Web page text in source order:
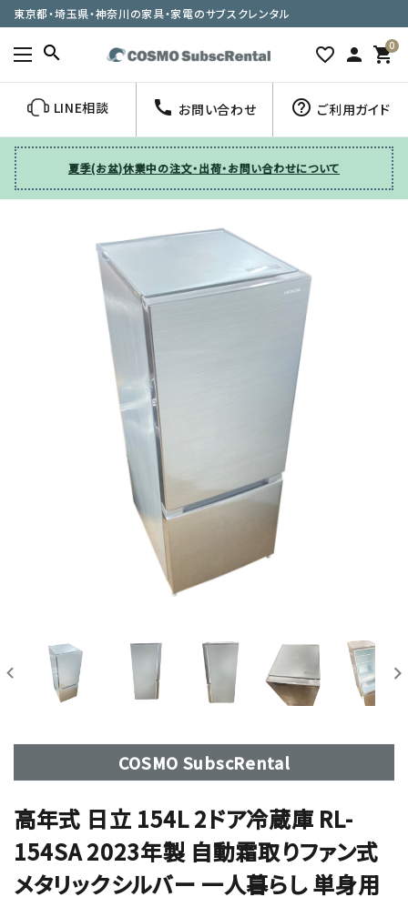
東京都・埼玉県・神奈川の家具・家電のサブスクレンタル
search favorite_border person 0
shopping_cart
LINE相談 call お問い合わせ help_outline ご利用ガイド
夏季(お盆)休業中の注文・出荷・お問い合わせについて
COSMO SubscRental
高年式 日立 154L 2ドア冷蔵庫 RL-
154SA 2023年製 自動霜取りファン式
メタリックシルバー 一人暮らし 単身用